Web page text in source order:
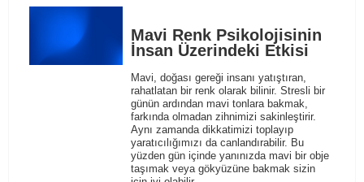
Mavi Renk Psikolojisinin
İnsan Üzerindeki Etkisi
Mavi, doğası gereği insanı yatıştıran,
rahatlatan bir renk olarak bilinir. Stresli bir
günün ardından mavi tonlara bakmak,
farkında olmadan zihnimizi sakinleştirir.
Aynı zamanda dikkatimizi toplayıp
yaratıcılığımızı da canlandırabilir. Bu
yüzden gün içinde yanınızda mavi bir obje
taşımak veya gökyüzüne bakmak sizin